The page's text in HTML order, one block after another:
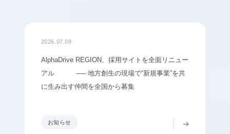
2026.07.09
お知らせ
AlphaDrive REGION、採用サイトを全面リニュー
アル ── 地方創生の現場で“新規事業”を共
に生み出す仲間を全国から募集